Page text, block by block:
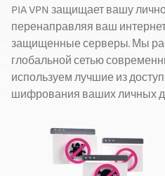
PIA VPN защищает вашу
перенаправляя ваш
защищенные серверы. Мы
глобальной сетью
используем лучшие из
шифрования ваших личных